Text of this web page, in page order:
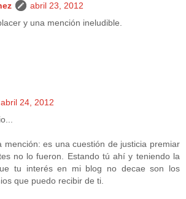
abril 23, 2012
y una mención ineludible.
abril 24, 2012
mención: es una cuestión de justicia premiar
no lo fueron. Estando tú ahí y teniendo la
tu interés en mi blog no decae son los
que puedo recibir de ti.